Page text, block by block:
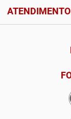
ATENDIMENTO